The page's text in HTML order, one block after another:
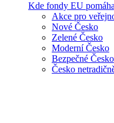
Kde fondy EU
Akce pro
Nové Česko
Zelené Česko
Moderní Česko
Bezpečné Česko
Česko